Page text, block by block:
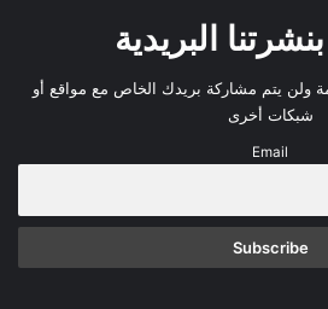
البريدية
ولن يتم مشاركة بريدك الخاص مع مواقع أو
شبكات أخرى
Email